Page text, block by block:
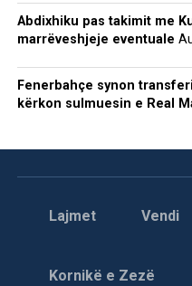
Abdixhiku pas takimit me
marrëveshjeje eventuale
Fenerbahçe synon
kërkon sulmuesin e Real
Lajmet Vendi
Kornikë e Zezë